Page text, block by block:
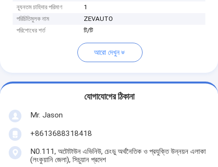
ন্যূনতম চাহিদার পরিমাণ
1
পরিচিতিমুলক নাম
ZEVAUTO
পরিশোধের শর্ত
টি/টি
আরো দেখুন
যোগাযোগের ঠিকানা
Mr. Jason
+8613688318418
N0.111, অটোটাউন এভিনিউ, চেংডু অর্থনৈতিক ও প্রযুক্তি উন্নয়ন এলাকা
(লংকুয়ানি জেলা), সিচুয়ান প্রদেশ